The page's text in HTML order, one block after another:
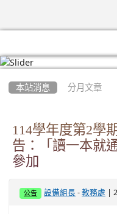
本站消息 分月文章
114學年度第2學
告：「讀一本就
參加
公告 設備組長 -教務處 |